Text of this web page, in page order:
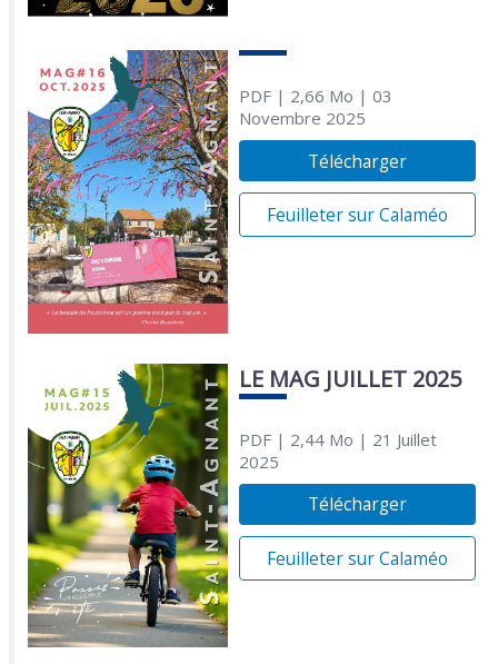
PDF| 2,66 Mo | 03
Novembre 2025
Télécharger
Feuilleter sur Calaméo
LE MAG JUILLET 2025
PDF| 2,44 Mo | 21 Juillet
2025
Télécharger
Feuilleter sur Calaméo